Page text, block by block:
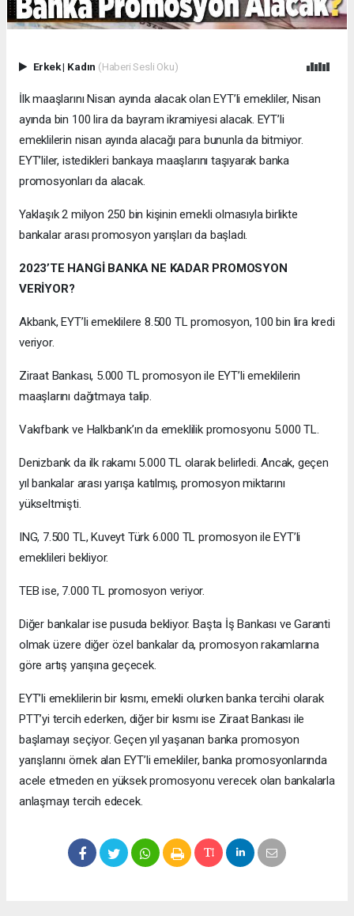
Erkek| Kadın (Haberi Sesli Oku)
İlk maaşlarını Nisan ayında alacak olan EYT’li emekliler, Nisan
ayında bin 100 lira da bayram ikramiyesi alacak. EYT’li
emeklilerin nisan ayında alacağı para bununla da bitmiyor.
EYT’liler, istedikleri bankaya maaşlarını taşıyarak banka
promosyonları da alacak.
Yaklaşık 2 milyon 250 bin kişinin emekli olmasıyla birlikte
bankalar arası promosyon yarışları da başladı.
2023’TE HANGİ BANKA NE KADAR PROMOSYON
VERİYOR?
Akbank, EYT’li emeklilere 8.500 TL promosyon, 100 bin lira kredi
veriyor.
Ziraat Bankası, 5.000 TL promosyon ile EYT’li emeklilerin
maaşlarını dağıtmaya talip.
Vakıfbank ve Halkbank’ın da emeklilik promosyonu 5.000 TL.
Denizbank da ilk rakamı 5.000 TL olarak belirledi. Ancak, geçen
yıl bankalar arası yarışa katılmış, promosyon miktarını
yükseltmişti.
ING, 7.500 TL, Kuveyt Türk 6.000 TL promosyon ile EYT’li
emeklileri bekliyor.
TEB ise, 7.000 TL promosyon veriyor.
Diğer bankalar ise pusuda bekliyor. Başta İş Bankası ve Garanti
olmak üzere diğer özel bankalar da, promosyon rakamlarına
göre artış yarışına geçecek.
EYT’li emeklilerin bir kısmı, emekli olurken banka tercihi olarak
PTT’yi tercih ederken, diğer bir kısmı ise Ziraat Bankası ile
başlamayı seçiyor. Geçen yıl yaşanan banka promosyon
yarışlarını örnek alan EYT’li emekliler, banka promosyonlarında
acele etmeden en yüksek promosyonu verecek olan bankalarla
anlaşmayı tercih edecek.